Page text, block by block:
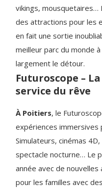
vikings, mousquetaires…
des attractions pour les
en fait une sortie
meilleur parc du monde
largement le détour.
Futuroscope –
service du rêve
À Poitiers, le
expériences immersives
Simulateurs, cinémas
spectacle nocturne… Le
année avec de
pour les familles avec